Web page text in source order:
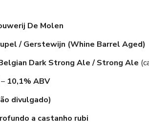
De Molen
/ Gerstewijn (Whine Barrel Aged)
Dark Strong Ale / Strong Ale
10,1% ABV
divulgado)
a castanho rubi